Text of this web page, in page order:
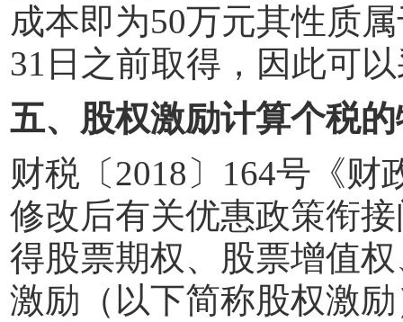
成本即为50万元其性质
31 日之前取得，因此可
五、股权激励计算个税
财税〔2018 〕 164号《财
修改后有关优惠政策衔
得股票期权、股票增值
激励（以下简称股权激